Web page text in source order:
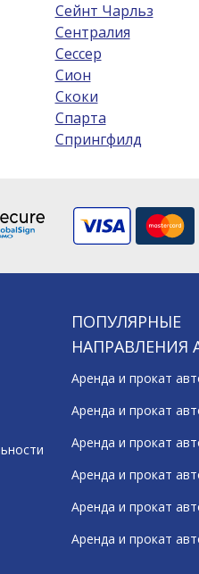
Сейнт Чарльз
Сентралия
Сессер
Сион
Скоки
Спарта
Спрингфилд
ПОПУЛЯРНЫЕ
НАПРАВЛЕНИЯ
Аренда и прокат
Аренда и прокат
Аренда и прокат
Аренда и прокат
Аренда и прокат
Аренда и прокат